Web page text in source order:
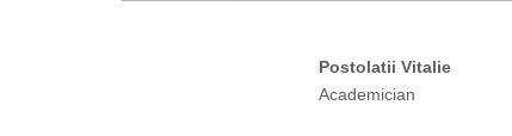
Postolatii Vitalie
Academician